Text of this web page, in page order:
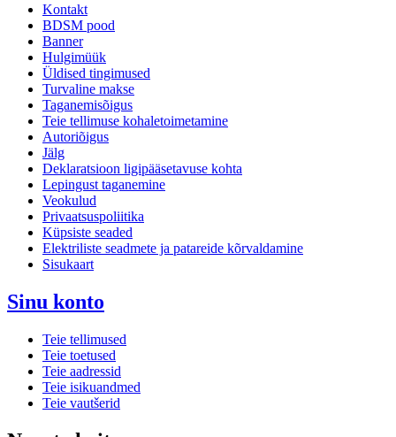
Kontakt
BDSM pood
Banner
Hulgimüük
Üldised tingimused
Turvaline makse
Taganemisõigus
Teie tellimuse kohaletoimetamine
Autoriõigus
Jälg
Deklaratsioon ligipääsetavuse kohta
Lepingust taganemine
Veokulud
Privaatsuspoliitika
Küpsiste seaded
Elektriliste seadmete ja patareide kõrvaldamine
Sisukaart
Sinu konto
Teie tellimused
Teie toetused
Teie aadressid
Teie isikuandmed
Teie vautšerid